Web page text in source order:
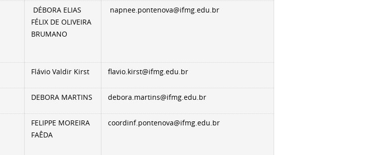
DÉBORA ELIAS
FÉLIX DE OLIVEIRA
BRUMANO
napnee.pontenova@ifmg.edu.br
Flávio Valdir Kirst flavio.kirst@ifmg.edu.br
DEBORA MARTINS debora.martins@ifmg.edu.br
FELIPPE MOREIRA
FAÊDA
coordinf.pontenova@ifmg.edu.br